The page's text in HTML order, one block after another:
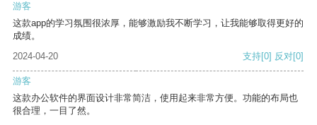
游客
这款app的学习氛围很浓厚，能够激励我不断学习，让我能够取得更好的
成绩。
2024-04-20
支持[0] 反对[0]
游客
这款办公软件的界面设计非常简洁，使用起来非常方便。功能的布局也
很合理，一目了然。